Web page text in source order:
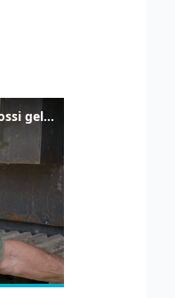
I ricordi dell'ex Serenissimo di 83 anni: «Bossi geloso di noi, in carcere mi cantavano l’inno di San Marco»